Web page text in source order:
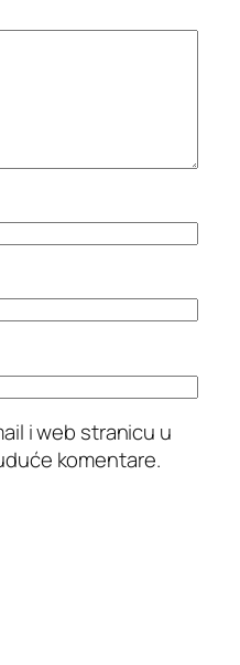
i web stranicu u
komentare.